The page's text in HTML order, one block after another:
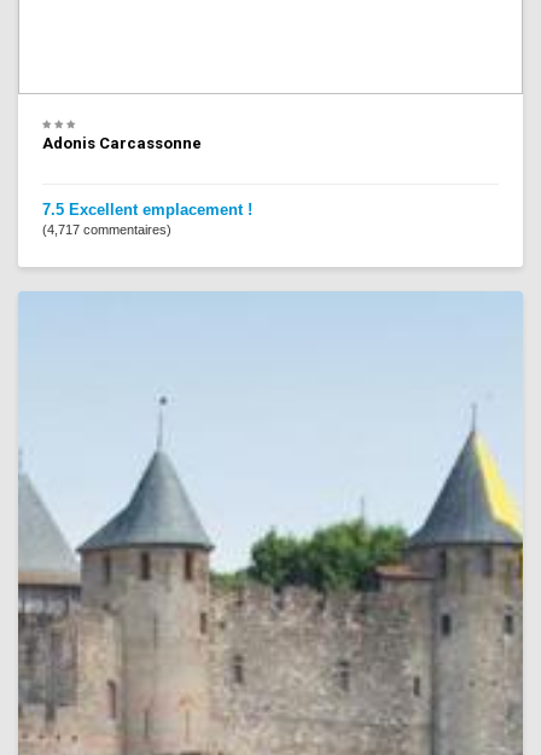
Adonis Carcassonne
7.5 Excellent emplacement !
(4,717 commentaires)